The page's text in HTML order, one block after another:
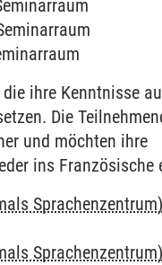
ihre Kenntnisse
Die
und möchten ihre
ins Französische
Sprachenzentrum)
Sprachenzentrum)